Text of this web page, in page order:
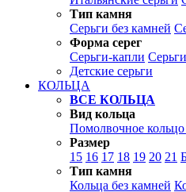
Тип камня
Серьги без камней
Форма серег
Серьги-капли
Детские серьги
КОЛЬЦА
ВСЕ КОЛЬЦА
Вид кольца
Помолвочное
Размер
15 16 17 18 19 20 21
Тип камня
Кольца без камней